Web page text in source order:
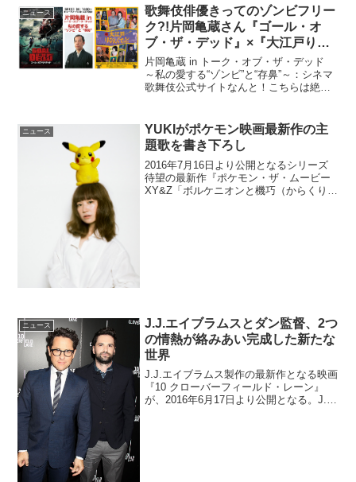
工藤えみ さん＆楠世蓮さん＆伊藤弥鈴さ
んの“超絶”美少女...
ニュース
歌舞伎俳優きってのゾンビフリー
ク?!片岡亀蔵さん『ゴール・オ
ブ・ザ・デッド』×『大江戸りび
んぐでっど』スペシャルトーク♪
片岡亀蔵 in トーク・オブ・ザ・デッド
～私の愛する“ゾンビ”と“存鼻”～：シネマ
歌舞伎公式サイトなんと！こちらは絶賛
ートのシネマ歌舞伎『大江戸りびんぐで
っど...
ニュース
YUKIがポケモン映画最新作の主
題歌を書き下ろし
2016年7月16日より公開となるシリーズ
待望の最新作『ポケモン・ザ・ムービー
XY&Z「ボルケニオンと機巧（からくり）
ニュース
J.J.エイブラムスとダン監督、2つ
の情熱が絡みあい完成した新たな
世界
J.J.エイブラムス製作の最新作となる映画
『10 クローバーフィールド・レーン』
が、2016年6月17日より公開となる。J.J.